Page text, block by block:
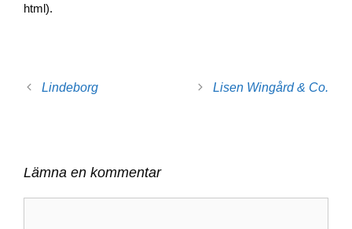
html).
Lindeborg Lisen Wingård & Co.
Lämna en kommentar